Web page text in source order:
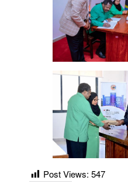
Post Views: 547